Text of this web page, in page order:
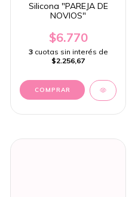
Silicona "PAREJA DE
NOVIOS"
$6.770
3 cuotas sin interés de
$2.256,67